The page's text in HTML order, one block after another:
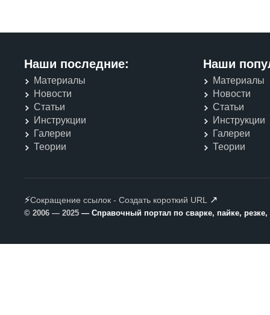
Наши последние:
Материалы
Новости
Статьи
Инструкции
Галереи
Теории
Наши
Материалы
Новости
Статьи
Инструкции
Галереи
Теории
⚡Сокращение ссылок - Создать короткий URL ↗
© 2006 — 2025 — Справочный портал по сварке, пайке,